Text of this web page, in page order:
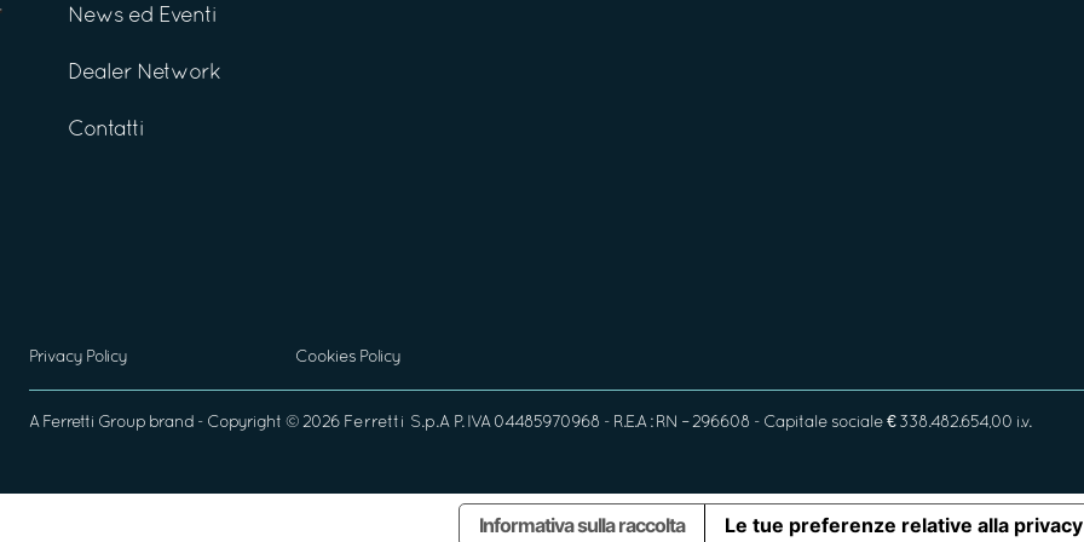
News ed Eventi
Dealer Network
Contatti
Privacy Policy Cookies Policy
A Ferretti Group brand - Copyright © 2026 Ferretti S.p.A P. IVA 04485970968 - R.E.A : RN – 296608 - Capitale sociale € 338.482.654,00 i.v.
Informativa sulla raccolta Le tue preferenze relative alla privacy